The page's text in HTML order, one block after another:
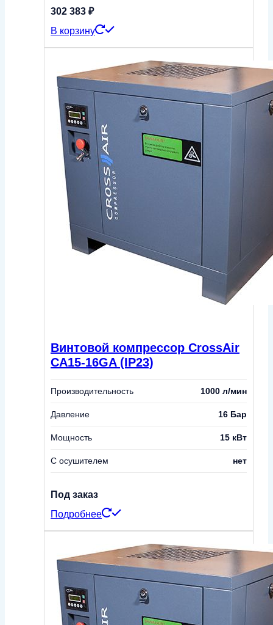
302 383 ₽
В корзину
Винтовой компрессор CrossAir
CA15-16GA (IP23)
Производительность 1000 л/мин
Давление 16 Бар
Мощность 15 кВт
С осушителем нет
Под заказ
Подробнее